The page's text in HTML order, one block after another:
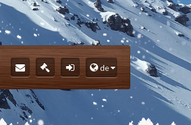
de